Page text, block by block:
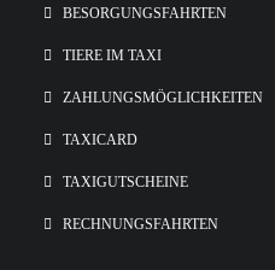
BESORGUNGSFAHRTEN
TIERE IM TAXI
ZAHLUNGSMÖGLICHKEITEN
TAXICARD
TAXIGUTSCHEINE
RECHNUNGSFAHRTEN